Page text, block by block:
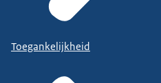
Toegankelijkheid